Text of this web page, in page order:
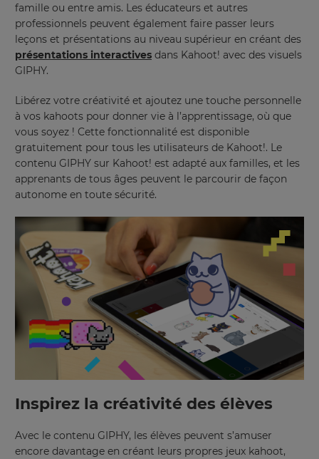
famille ou entre amis. Les éducateurs et autres
professionnels peuvent également faire passer leurs
leçons et présentations au niveau supérieur en créant des
présentations interactives dans Kahoot! avec des visuels
GIPHY.
Libérez votre créativité et ajoutez une touche personnelle
à vos kahoots pour donner vie à l’apprentissage, où que
vous soyez ! Cette fonctionnalité est disponible
gratuitement pour tous les utilisateurs de Kahoot!. Le
contenu GIPHY sur Kahoot! est adapté aux familles, et les
apprenants de tous âges peuvent le parcourir de façon
autonome en toute sécurité.
Inspirez la créativité des élèves
Avec le contenu GIPHY, les élèves peuvent s’amuser
encore davantage en créant leurs propres jeux kahoot,